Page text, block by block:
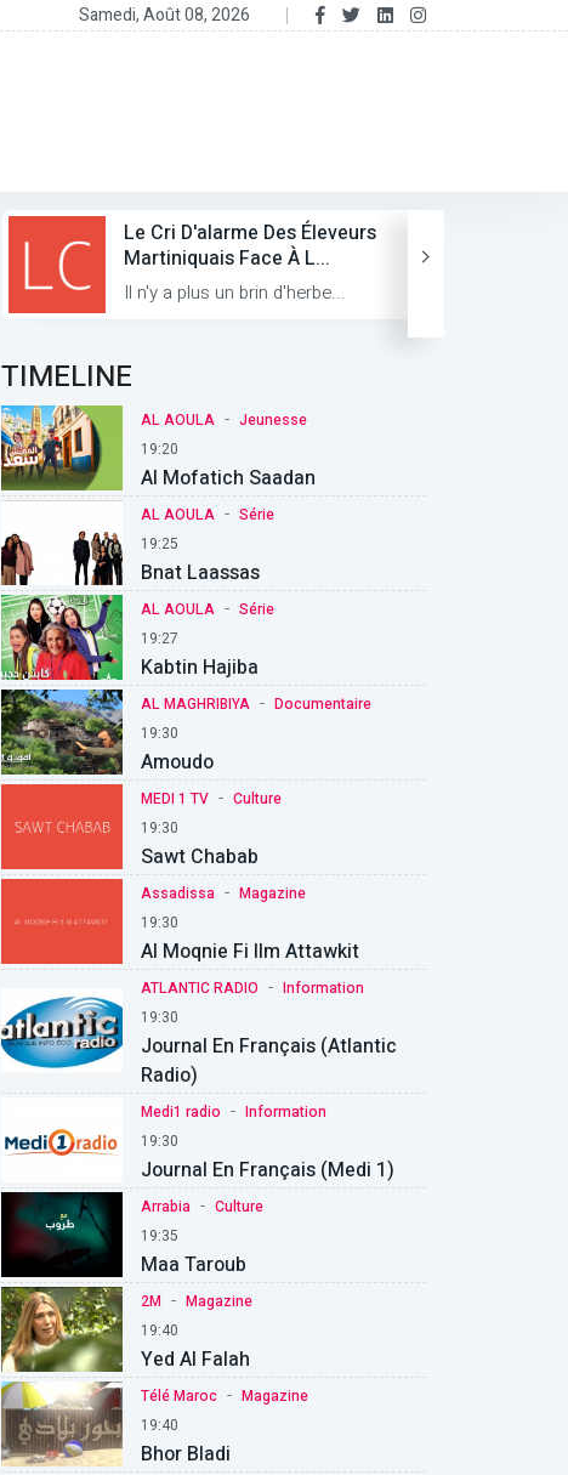
Samedi, Août 08, 2026
Le Cri D'alarme Des Éleveurs
Martiniquais Face À L...
Il n'y a plus un brin d'herbe...
TIMELINE
AL AOULA - Jeunesse
19:20
Al Mofatich Saadan
AL AOULA - Série
19:25
Bnat Laassas
AL AOULA - Série
19:27
Kabtin Hajiba
AL MAGHRIBIYA - Documentaire
19:30
Amoudo
MEDI 1 TV - Culture
19:30
Sawt Chabab
Assadissa - Magazine
19:30
Al Moqnie Fi Ilm Attawkit
ATLANTIC RADIO - Information
19:30
Journal En Français (Atlantic
Radio)
Medi1 radio - Information
19:30
Journal En Français (Medi 1)
Arrabia - Culture
19:35
Maa Taroub
2M - Magazine
19:40
Yed Al Falah
Télé Maroc - Magazine
19:40
Bhor Bladi